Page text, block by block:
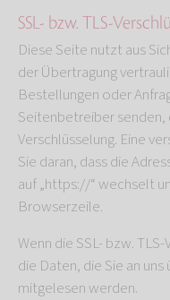
SSL- bzw. TLS-
Diese Seite nutzt aus
der Übertragung
Bestellungen oder
Seitenbetreiber senden,
Verschlüsselung. Eine
Sie daran, dass die
auf „https://“ wechselt
Browserzeile.
Wenn die SSL- bzw.
die Daten, die Sie an
mitgelesen werden.